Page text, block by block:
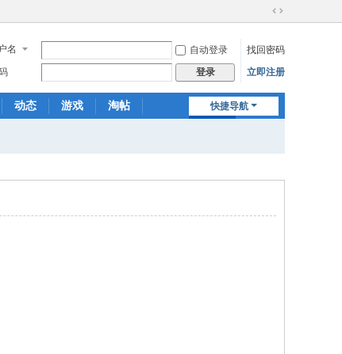
切
到
宽
名 自动登录
找回密码
登录 立即注册
快捷导航
动态 游戏
淘帖